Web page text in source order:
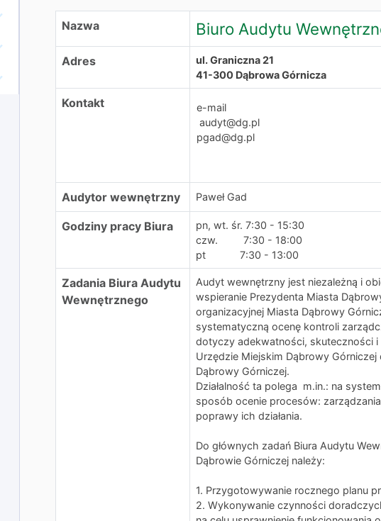
Biuro Audytu Wewnętrznego
Nazwa Biuro Audytu
Adres
ul. Graniczna 21
41-300 Dąbrowa Górnicza
Kontakt
e-mail
audyt@dg.pl
pgad@dg.pl
Audytor wewnętrzny Paweł Gad
Godziny pracy Biura
pn, wt. śr. 7:30 - 15:30
czw. 7:30 - 18:00
pt 7:30 - 13:00
Zadania Biura Audytu
Wewnętrznego
Audyt wewnętrzny jest niezależną i
wspieranie Prezydenta Miasta
organizacyjnej Miasta Dąbrowy
systematyczną ocenę kontroli
dotyczy adekwatności, skuteczności
Urzędzie Miejskim Dąbrowy
Dąbrowy Górniczej.
Działalność ta polega m.in.: na
sposób ocenie procesów:
poprawy ich działania.
Do głównych zadań Biura Audytu
Dąbrowie Górniczej należy:
1. Przygotowywanie rocznego planu
2. Wykonywanie czynności